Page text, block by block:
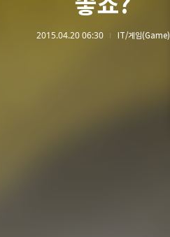
2015.04.20 06:30 IT/게임(Game)